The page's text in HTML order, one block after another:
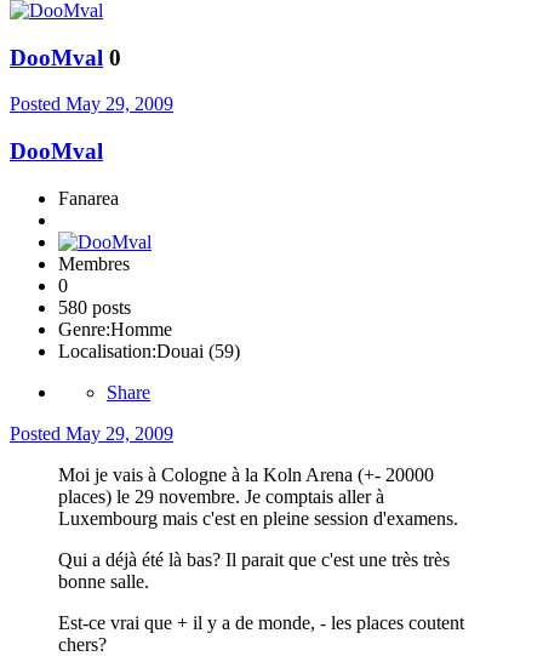
DooMval 0
Posted May 29, 2009
DooMval
Fanarea
Membres
0
580 posts
Genre:Homme
Localisation:Douai (59)
Share
Posted May 29, 2009
Moi je vais à Cologne à la Koln Arena (+- 20000
places) le 29 novembre. Je comptais aller à
Luxembourg mais c'est en pleine session d'examens.
Qui a déjà été là bas? Il parait que c'est une très très
bonne salle.
Est-ce vrai que + il y a de monde, - les places coutent
chers?